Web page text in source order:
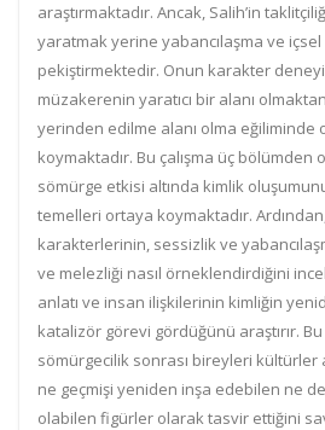
araştırmaktadır. Ancak, Salih’in
yaratmak yerine yabancılaşma ve
pekiştirmektedir. Onun karakter
müzakerenin yaratıcı bir alanı
yerinden edilme alanı olma eğiliminde
koymaktadır. Bu çalışma üç bölümden
sömürge etkisi altında kimlik
temelleri ortaya koymaktadır.
karakterlerinin, sessizlik ve
ve melezliği nasıl örneklendirdiğini
anlatı ve insan ilişkilerinin kimliğin
katalizör görevi gördüğünü araştırır. Bu
sömürgecilik sonrası bireyleri kültürler
ne geçmişi yeniden inşa edebilen ne
olabilen figürler olarak tasvir ettiğini